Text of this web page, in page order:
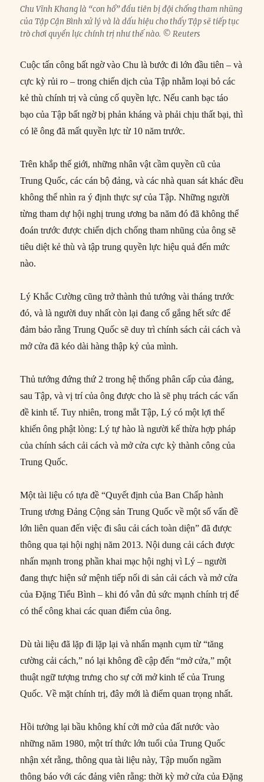
Chu Vĩnh Khang là “con hổ” đầu tiên bị đội chống tham nhũng
của Tập Cận Bình xử lý và là dấu hiệu cho thấy Tập sẽ tiếp tục
trò chơi quyền lực chính trị như thế nào. © Reuters
Cuộc tấn công bất ngờ vào Chu là bước đi lớn đầu tiên – và
cực kỳ rủi ro – trong chiến dịch của Tập nhằm loại bỏ các
kẻ thù chính trị và củng cố quyền lực. Nếu canh bạc táo
bạo của Tập bất ngờ bị phản kháng và phải chịu thất bại, thì
có lẽ ông đã mất quyền lực từ 10 năm trước.
Trên khắp thế giới, những nhân vật cầm quyền cũ của
Trung Quốc, các cán bộ đảng, và các nhà quan sát khác đều
không thể nhìn ra ý định thực sự của Tập. Những người
từng tham dự hội nghị trung ương ba năm đó đã không thể
đoán trước được chiến dịch chống tham nhũng của ông sẽ
tiêu diệt kẻ thù và tập trung quyền lực hiệu quả đến mức
nào.
Lý Khắc Cường cũng trở thành thủ tướng vài tháng trước
đó, và là người duy nhất còn lại đang cố gắng hết sức để
đảm bảo rằng Trung Quốc sẽ duy trì chính sách cải cách và
mở cửa đã kéo dài hàng thập kỷ của mình.
Thủ tướng đứng thứ 2 trong hệ thống phân cấp của đảng,
sau Tập, và vị trí của ông được cho là sẽ phụ trách các vấn
đề kinh tế. Tuy nhiên, trong mắt Tập, Lý có một lợi thế
khiến ông phật lòng: Lý tự hào là người kế thừa hợp pháp
của chính sách cải cách và mở cửa cực kỳ thành công của
Trung Quốc.
Một tài liệu có tựa đề “Quyết định của Ban Chấp hành
Trung ương Đảng Cộng sản Trung Quốc về một số vấn đề
lớn liên quan đến việc đi sâu cải cách toàn diện” đã được
thông qua tại hội nghị năm 2013. Nội dung cải cách được
nhấn mạnh trong phần khai mạc hội nghị vì Lý – người
đang thực hiện sứ mệnh tiếp nối di sản cải cách và mở cửa
của Đặng Tiểu Bình – khi đó vẫn đủ sức mạnh chính trị để
có thể công khai các quan điểm của ông.
Dù tài liệu đã lặp đi lặp lại và nhấn mạnh cụm từ “tăng
cường cải cách,” nó lại không đề cập đến “mở cửa,” một
thuật ngữ tượng trưng cho sự cởi mở kinh tế của Trung
Quốc. Về mặt chính trị, đây mới là điểm quan trọng nhất.
Hồi tưởng lại bầu không khí cởi mở của đất nước vào
những năm 1980, một trí thức lớn tuổi của Trung Quốc
nhận xét rằng, thông qua tài liệu này, Tập muốn ngầm
thông báo với các đảng viên rằng: thời kỳ mở cửa của Đặng